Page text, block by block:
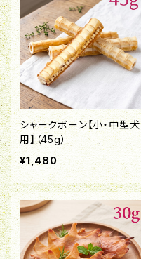
シャークボーン【小・中型犬
用】（45g）
¥1,480